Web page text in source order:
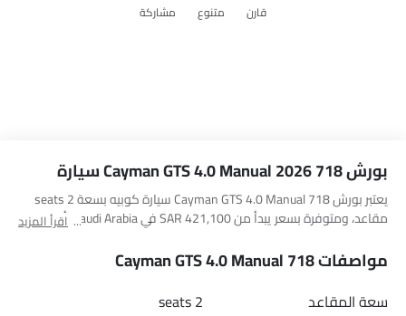
قارن متنوع مشاركة
بورش 718 Cayman GTS 4.0 Manual 2026 سيارة
يعتبر بورش 718 Cayman GTS 4.0 Manual سيارة كوبيه بسعة 2 seats
مقاعد، ومتوفرة بسعر يبدأ من SAR 421,100 في Saudi Arabia. أبعاد
250.
اقرأ المزيد
مواصفات 718 Cayman GTS 4.0 Manual
سعة المقاعد
2 seats